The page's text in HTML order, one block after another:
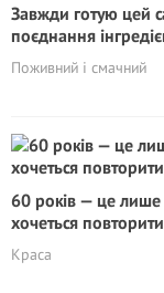
Завжди готую цей
поєднання
Поживний і смачний
60 років — це лише
хочеться повторити
Краса